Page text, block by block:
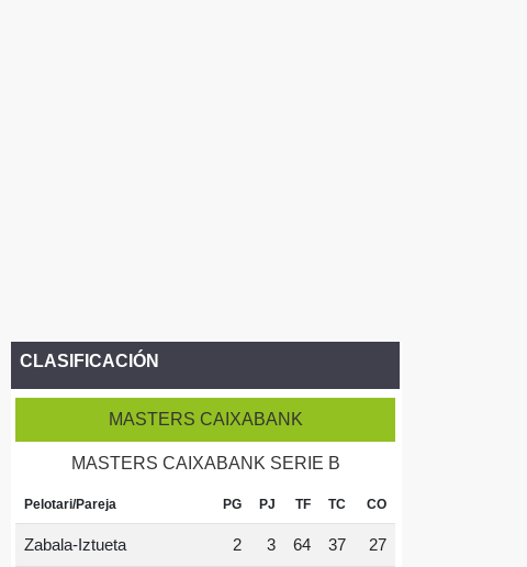
CLASIFICACIÓN
MASTERS CAIXABANK
MASTERS CAIXABANK SERIE B
Pelotari/Pareja PG PJ TF TC CO
Zabala-Iztueta 2 3 64 37 27